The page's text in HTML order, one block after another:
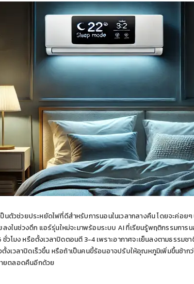
นตัวช่วยประหยัดไฟที่ดีสำหรับการนอนในเวลากลางคืน โดยจะค่อ
ในช่วงดึก แอร์รุ่นใหม่จะมาพร้อมระบบ AI ที่เรียนรู้พฤติกรรมการ
วโมง หรือตั้งเวลาปิดตอนตี 3-4 เพราะอากาศจะเย็นลงตามธรรมช
เวลาปิดเร็วขึ้น หรือถ้าเป็นคนขี้ร้อนอาจปรับให้อุณหภูมิเพิ่มขึ้นช้าก
ยตลอดคืนอีกด้วย